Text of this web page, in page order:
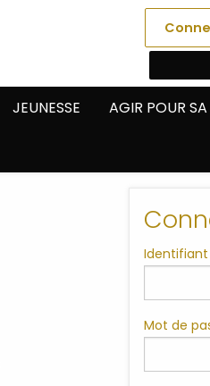
JEUNESSE AGIR POUR
Mot de